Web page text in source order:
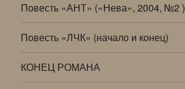
Повесть «АНТ» («Нева», 2004, №2 )
Повесть «ЛЧК» (начало и конец)
КОНЕЦ РОМАНА